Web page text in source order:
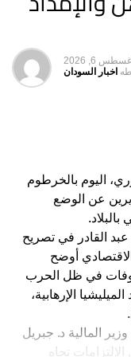
بالتوقيع على
المحليات، خصوصاً
على ما يتم الآن،
لتحقيق الهدف
أكتوبر، ومحاسبة
برمتها،
منذ الحادي
للتفاوض المباشر وغير
عبر أدواتنا
لتصفير العداد،
نظام المخلوع
يطرحها الحزب
لجان المقاومة
رغم أن الحزب كان
لجان المقاومة
أغسطس 6, 2026
اخبار السودان
اليوم بالخرطوم
عن الوضع
عبد القادر في تصريح
أوضح
في ظل الحرب
الإرهابية،
المالية د. جبريل
تجاه